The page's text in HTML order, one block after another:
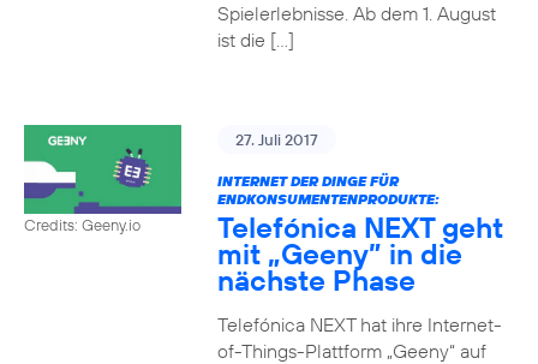
Spielerlebnisse. Ab dem 1. August
ist die […]
Credits: Geeny.io
27. Juli 2017
INTERNET DER DINGE FÜR
ENDKONSUMENTENPRODUKTE:
Telefónica NEXT geht
mit „Geeny” in die
nächste Phase
Telefónica NEXT hat ihre Internet-
of-Things-Plattform „Geeny“ auf